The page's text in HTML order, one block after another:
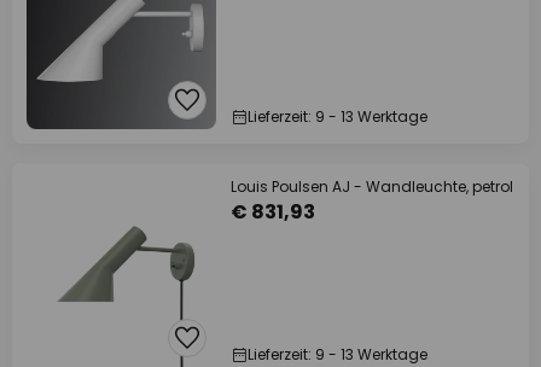
Lieferzeit: 9 - 13 Werktage
Louis Poulsen AJ - Wandleuchte, petrol
€ 831,93
Lieferzeit: 9 - 13 Werktage